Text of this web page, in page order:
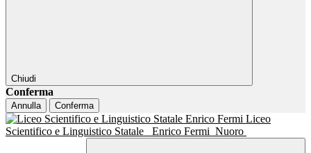
Chiudi
Conferma
Annulla Conferma
Liceo
Scientifico e Linguistico Statale
Enrico Fermi Nuoro